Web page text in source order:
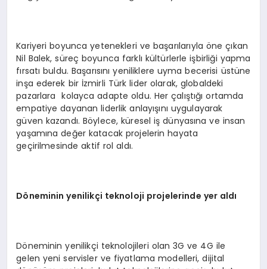
Kariyeri boyunca yetenekleri ve başarılarıyla öne çıkan
Nil Balek, süreç boyunca farklı kültürlerle işbirliği yapma
fırsatı buldu. Başarısını yeniliklere uyma becerisi üstüne
inşa ederek bir İzmirli Türk lider olarak, globaldeki
pazarlara kolayca adapte oldu. Her çalıştığı ortamda
empatiye dayanan liderlik anlayışını uygulayarak
güven kazandı. Böylece, küresel iş dünyasına ve insan
yaşamına değer katacak projelerin hayata
geçirilmesinde aktif rol aldı.
Döneminin yenilikçi teknoloji projelerinde yer aldı
Döneminin yenilikçi teknolojileri olan 3G ve 4G ile
gelen yeni servisler ve fiyatlama modelleri, dijital